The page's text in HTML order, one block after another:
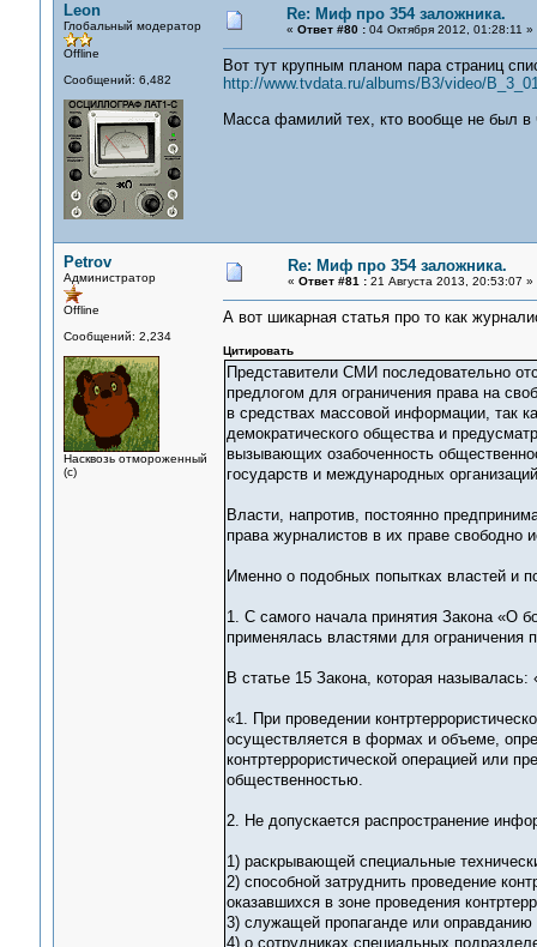
Leon
Глобальный модератор
Offline
Сообщений: 6,482
Re: Миф про 354 заложника.
« Ответ #80 :04 Октября 2012, 01:28:11 »
Вот тут крупным планом пара страниц
http://www.tvdata.ru/albums/B3/video/
Масса фамилий тех, кто вообще не был в
Petrov
Администратор
Offline
Сообщений: 2,234
Насквозь отмороженный
(с)
Re: Миф про 354 заложника.
« Ответ #81 :21 Августа 2013, 20:53:07 »
А вот шикарная статья про то как
Цитировать
Представители СМИ последовательно
предлогом для ограничения права на
в средствах массовой информации, так
демократического общества и
вызывающих озабоченность
государств и международных
Власти, напротив, постоянно
права журналистов в их праве свободно
Именно о подобных попытках властей и
1. С самого начала принятия Закона «О
применялась властями для ограничения
В статье 15 Закона, которая
«1. При проведении
осуществляется в формах и объеме,
контртеррористической операцией или
общественностью.
2. Не допускается распространение
1) раскрывающей специальные
2) способной затруднить проведение
оказавшихся в зоне проведения
3) служащей пропаганде или оправданию
4) о сотрудниках специальных